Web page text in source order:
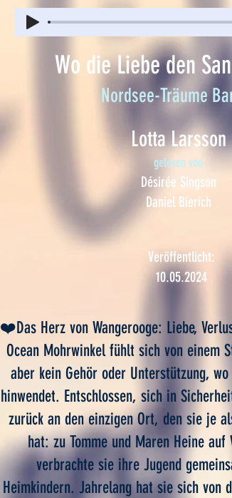
Wo die Liebe den
Nordsee-Träume
Lotta Larsson
gelesen von
Désirée Singson
Daniel Bierich
Veröffentlicht:
10.05.2024
❤️Das Herz von Wangerooge: Liebe,
Ocean Mohrwinkel fühlt sich von einem
aber kein Gehör oder Unterstützung,
hinwendet. Entschlossen, sich in
zurück an den einzigen Ort, den sie je
hat: zu Tomme und Maren Heine auf
verbrachte sie ihre Jugend
Heimkindern. Jahrelang hat sie sich von